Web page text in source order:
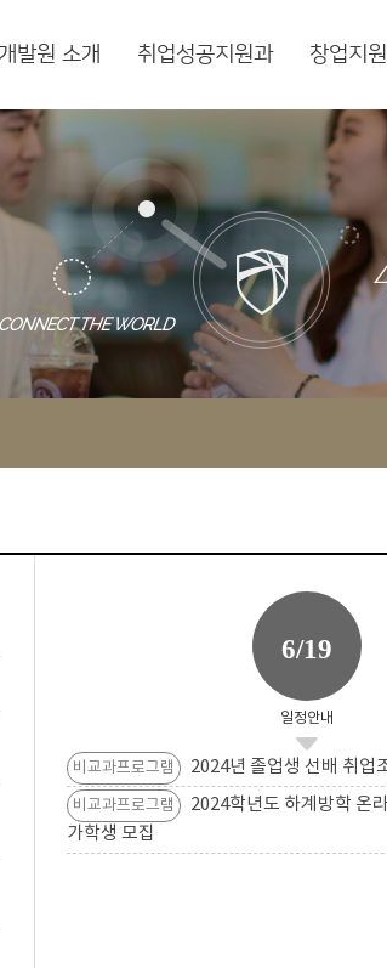
발원 소개 취업성공지원과 창업지
6/19
일정안내
비교과프로그램 2024년 졸업생 선배 취업
비교과프로그램
2024학년도 하계방학 온
가학생 모집